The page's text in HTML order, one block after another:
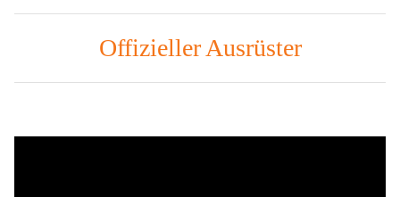
Offizieller Ausrüster